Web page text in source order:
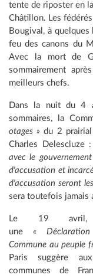
tente de riposter en
Châtillon. Les
Bougival, à
feu des canons du
Avec la mort de
sommairement
meilleurs chefs.
Dans la nuit du 4
sommaires, la
otages » du 2
Charles Delescluze :
avec le
d'accusation et
d'accusation seront
sera toutefois jamais
Le 19 avril,
une «
Commune au peuple
Paris suggère
communes de